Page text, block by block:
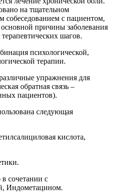
на тщательном
собеседованием с пациентом,
причины заболевания
шагов.
психологической,
терапии.
упражнения для
обратная связь –
пациентов).
следующая
кислота,
сочетании с
Индометацином.